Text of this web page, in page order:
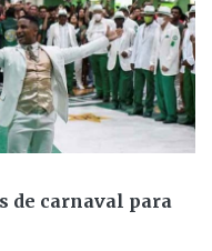
de carnaval para